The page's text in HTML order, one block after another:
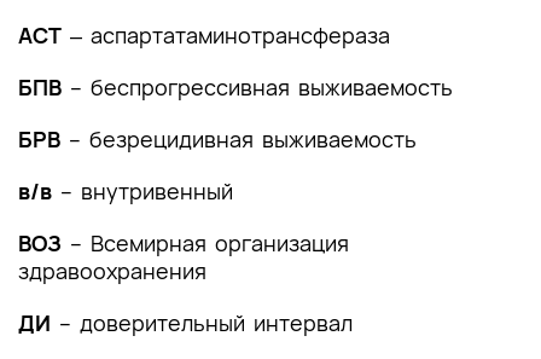
2. Диагностика заболевания или состояния
(группы заболеваний или состояний)
медицинские показания и противопоказания к
применению методов диагностики
2.1 Жалобы и анамнез
2.2 Физикальное обследование
2.3 Лабораторные диагностические
исследования
2.4 Инструментальные диагностические
АСТ ‒ аспартатаминотрансфераза
БПВ – беспрогрессивная выживаемость
БРВ – безрецидивная выживаемость
в/в – внутривенный
ВОЗ – Всемирная организация
здравоохранения
ДИ – доверительный интервал